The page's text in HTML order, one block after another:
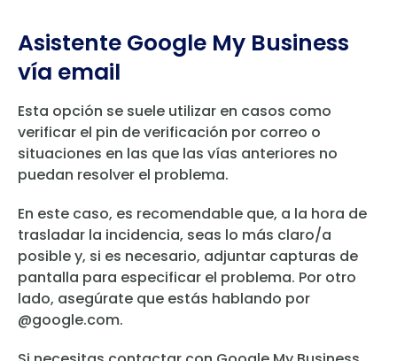
Asistente Google My Business
vía email
Esta opción se suele utilizar en casos como
verificar el pin de verificación por correo o
situaciones en las que las vías anteriores no
puedan resolver el problema.
En este caso, es recomendable que, a la hora de
trasladar la incidencia, seas lo más claro/a
posible y, si es necesario, adjuntar capturas de
pantalla para especificar el problema. Por otro
lado, asegúrate que estás hablando por
@google.com.